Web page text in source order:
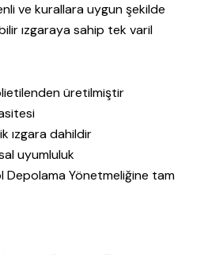
ve kurallara uygun şekilde
ızgaraya sahip tek varil
üretilmiştir
ızgara dahildir
uyumluluk
Depolama Yönetmeliğine tam